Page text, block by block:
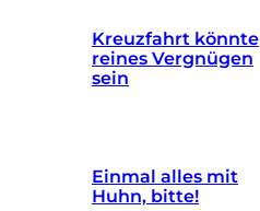
Kreuzfahrt könnte
reines Vergnügen
sein
Einmal alles mit
Huhn, bitte!